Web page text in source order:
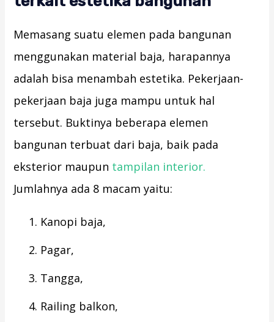
Memasang suatu elemen pada bangunan
menggunakan material baja, harapannya
adalah bisa menambah estetika. Pekerjaan-
pekerjaan baja juga mampu untuk hal
tersebut. Buktinya beberapa elemen
bangunan terbuat dari baja, baik pada
eksterior maupun tampilan interior.
Jumlahnya ada 8 macam yaitu:
Kanopi baja,
Pagar,
Tangga,
Railing balkon,